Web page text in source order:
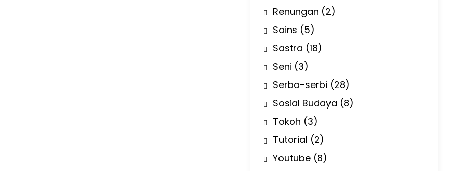
Renungan (2)
Sains (5)
Sastra (18)
Seni (3)
Serba-serbi (28)
Sosial Budaya (8)
Tokoh (3)
Tutorial (2)
Youtube (8)